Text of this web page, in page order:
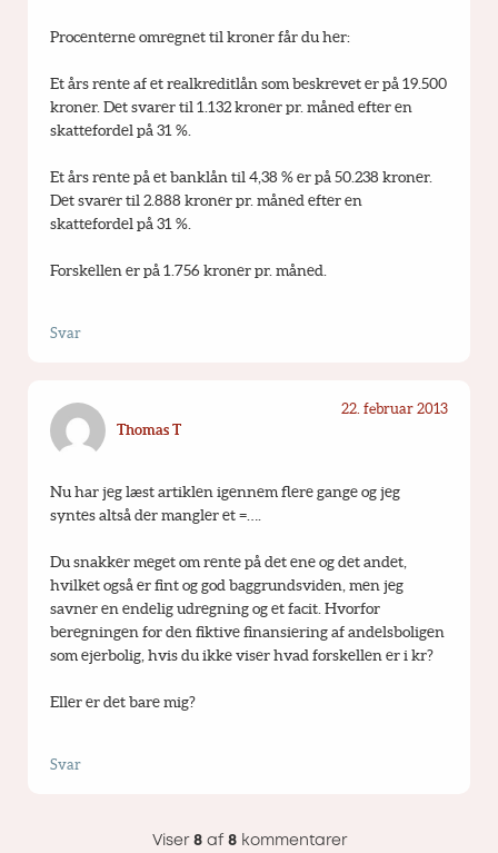
Procenterne omregnet til kroner får du her:
Et års rente af et realkreditlån som beskrevet er på 19.500
kroner. Det svarer til 1.132 kroner pr. måned efter en
skattefordel på 31 %.
Et års rente på et banklån til 4,38 % er på 50.238 kroner.
Det svarer til 2.888 kroner pr. måned efter en
skattefordel på 31 %.
Forskellen er på 1.756 kroner pr. måned.
Svar
Thomas T
22. februar 2013
Nu har jeg læst artiklen igennem flere gange og jeg
syntes altså der mangler et =….
Du snakker meget om rente på det ene og det andet,
hvilket også er fint og god baggrundsviden, men jeg
savner en endelig udregning og et facit. Hvorfor
beregningen for den fiktive finansiering af andelsboligen
som ejerbolig, hvis du ikke viser hvad forskellen er i kr?
Eller er det bare mig?
Svar
Viser 8af 8kommentarer